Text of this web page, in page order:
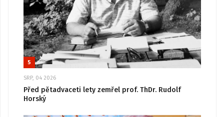
5
SRP, 04 2026
Před pětadvaceti lety zemřel prof. ThDr. Rudolf
Horský